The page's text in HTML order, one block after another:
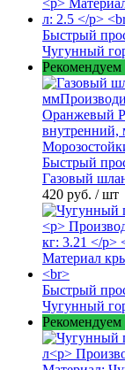
Быстрый
Чугунный
Рекомендуем
Быстрый
Газовый
420 руб. / шт
Быстрый
Чугунный
Рекомендуем